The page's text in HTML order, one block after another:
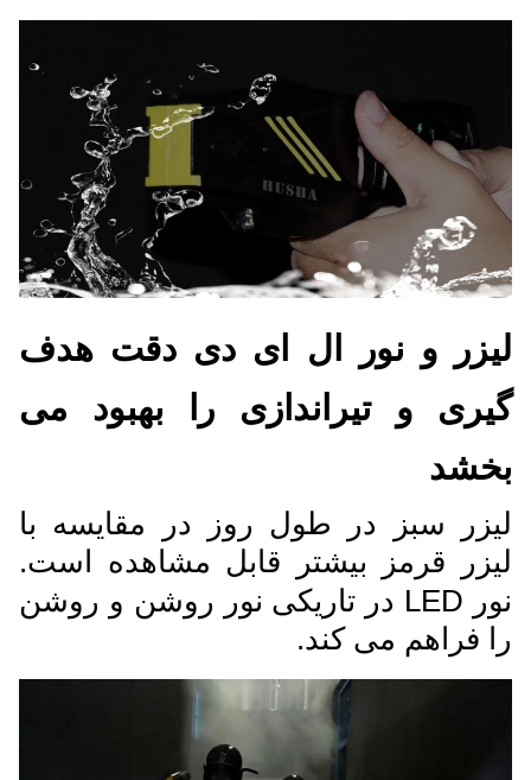
لیزر و نور ال ای دی دقت هدف
گیری و تیراندازی را بهبود می
بخشد
لیزر سبز در طول روز در مقایسه با
لیزر قرمز بیشتر قابل مشاهده است.
نور LED در تاریکی نور روشن و روشن
را فراهم می کند.